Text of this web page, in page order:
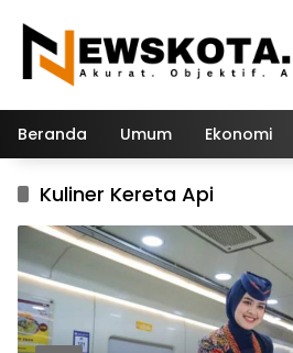
konten
Beranda Umum Ekonomi
Kuliner Kereta Api